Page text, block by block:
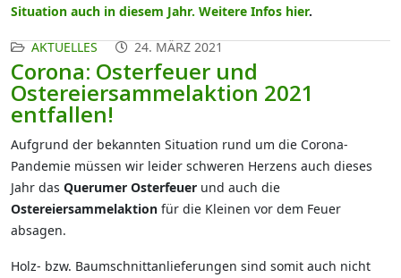
Situation auch in diesem Jahr. Weitere Infos hier.
AKTUELLES 24. MÄRZ 2021
Corona: Osterfeuer und
Ostereiersammelaktion 2021
entfallen!
Aufgrund der bekannten Situation rund um die Corona-
Pandemie müssen wir leider schweren Herzens auch dieses
Jahr das Querumer Osterfeuer und auch die
Ostereiersammelaktion für die Kleinen vor dem Feuer
absagen.
Holz- bzw. Baumschnittanlieferungen sind somit auch nicht